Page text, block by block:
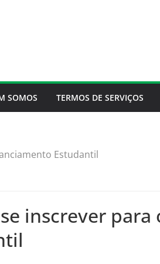
SOMOS TERMOS DE SERVIÇOS
Estudantil
inscrever para